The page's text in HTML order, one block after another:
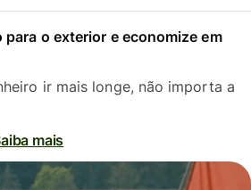
para o exterior e economize em
ir mais longe, não importa a
mais